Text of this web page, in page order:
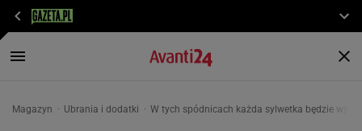
Magazyn Ubrania i dodatki W tych spódnicach każda sylwetka będzie